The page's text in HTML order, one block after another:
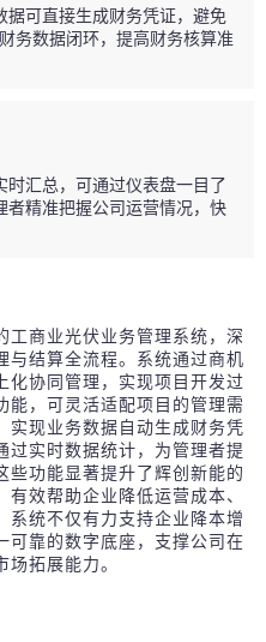
据可直接生成财务凭证，避免
务数据闭环，提高财务核算准
时汇总，可通过仪表盘一目了
者精准把握公司运营情况，快
工商业光伏业务管理系统，深
与结算全流程。系统通过商机
化协同管理，实现项目开发过
能，可灵活适配项目的管理需
实现业务数据自动生成财务凭
过实时数据统计，为管理者提
些功能显著提升了辉创新能的
效帮助企业降低运营成本、
系统不仅有力支持企业降本增
可靠的数字底座，支撑公司在
拓展能力。